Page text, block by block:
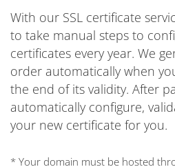
With our SSL certificate
to take manual steps to
certificates every year. We
order automatically when
the end of its validity. After
automatically configure,
your new certificate for you.
* Your domain must be hosted